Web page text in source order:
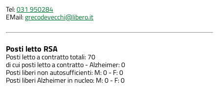
Tel:031 950284
EMail:grecodevecchi@libero.it
Posti letto RSA
Posti letto a contratto totali: 70
di cui posti letto a contratto - Alzheimer: 0
Posti liberi non autosufficienti: M: 0 - F: 0
Posti liberi Alzheimer in nucleo: M: 0 - F: 0